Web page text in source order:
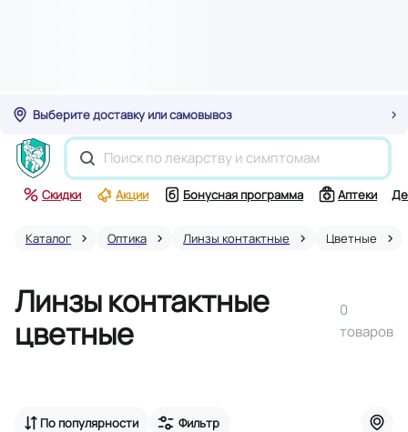
Выберите доставку или самовывоз
Скидки Акции Бонусная программа Аптеки
Каталог Оптика Линзы контактные Цветные
Линзы контактные
цветные
0
товаров
По популярности Фильтр